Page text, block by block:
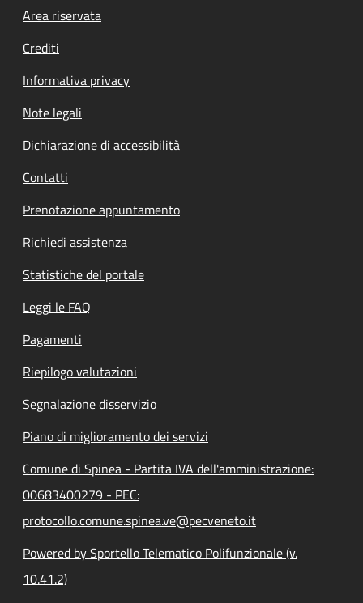
Footer menu
Area riservata
Crediti
Informativa privacy
Note legali
Dichiarazione di accessibilità
Contatti
Prenotazione appuntamento
Richiedi assistenza
Statistiche del portale
Leggi le FAQ
Pagamenti
Riepilogo valutazioni
Segnalazione disservizio
Piano di miglioramento dei servizi
Comune di Spinea - Partita IVA dell'amministrazione:
00683400279 - PEC:
protocollo.comune.spinea.ve@pecveneto.it
Powered by Sportello Telematico Polifunzionale (v.
10.41.2)